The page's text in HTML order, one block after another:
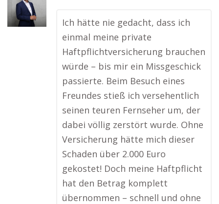
Ich hätte nie gedacht, dass ich
einmal meine private
Haftpflichtversicherung brauchen
würde – bis mir ein Missgeschick
passierte. Beim Besuch eines
Freundes stieß ich versehentlich
seinen teuren Fernseher um, der
dabei völlig zerstört wurde. Ohne
Versicherung hätte mich dieser
Schaden über 2.000 Euro
gekostet! Doch meine Haftpflicht
hat den Betrag komplett
übernommen – schnell und ohne